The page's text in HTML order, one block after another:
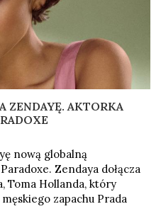
ZENDAYĘ. AKTORKA
nową globalną
Zendaya dołącza
Toma Hollanda, który
zapachu Prada